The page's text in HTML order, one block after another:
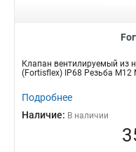
Клапан вентилируемый из
(Fortisflex) IP68 Резьба M12
Подробнее
Наличие: В наличии